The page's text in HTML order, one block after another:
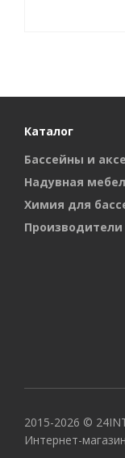
Каталог
Бассейны и
Надувная
Химия для
Производители
2015-2026 ©
Интернет-